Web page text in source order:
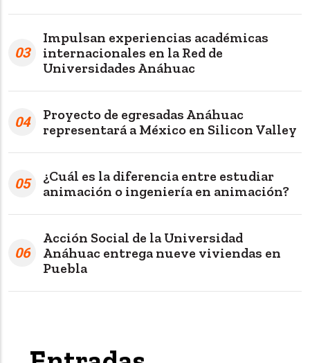
03
Impulsan experiencias académicas
internacionales en la Red de
Universidades Anáhuac
04
Proyecto de egresadas Anáhuac
representará a México en Silicon Valley
05
¿Cuál es la diferencia entre estudiar
animación o ingeniería en animación?
06
Acción Social de la Universidad
Anáhuac entrega nueve viviendas en
Puebla